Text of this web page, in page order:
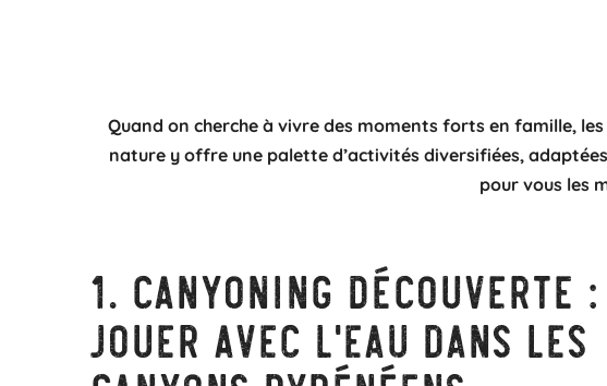
Quand on cherche à vivre des moments forts en famille,
nature y offre une palette d’activités diversifiées,
pour vous les
1. Canyoning découverte :
jouer avec l’eau dans les